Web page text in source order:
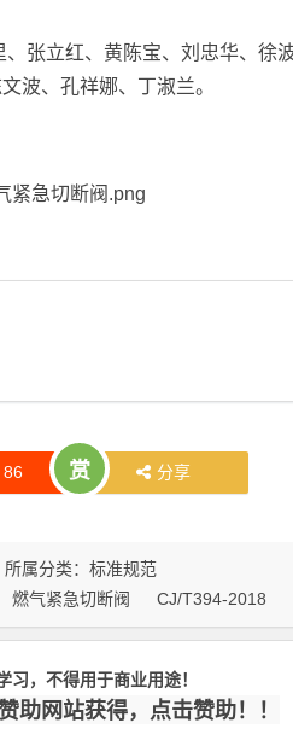
张立红、黄陈宝、刘忠华、徐
波、孔祥娜、丁淑兰。
86 赏 分享
所属分类：标准规范
燃气紧急切断阀 CJ/T394-2018
，不得用于商业用途！
助网站获得，点击赞助！！